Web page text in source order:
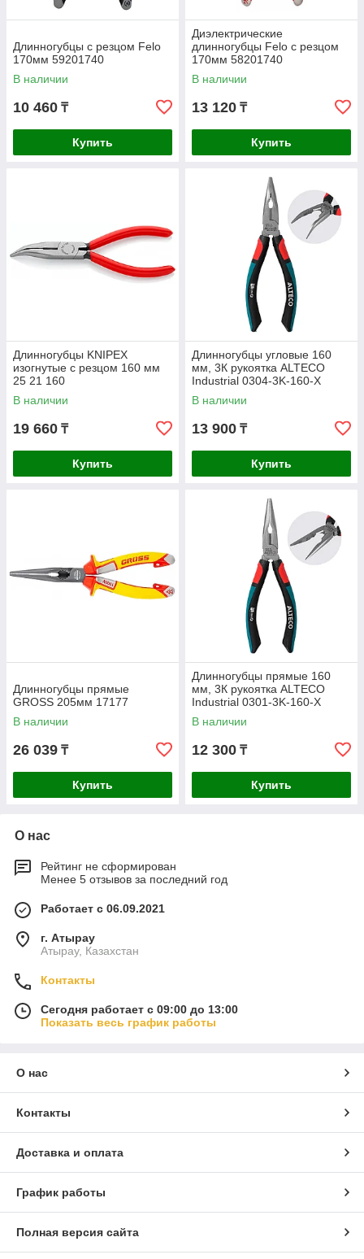
Длинногубцы с резцом Felo
170мм 59201740
В наличии
10 460 ₸
Купить
Диэлектрические
длинногубцы Felo с резцом
170мм 58201740
В наличии
13 120 ₸
Купить
Длинногубцы KNIPEX
изогнутые с резцом 160 мм
25 21 160
В наличии
19 660 ₸
Купить
Длинногубцы угловые 160
мм, 3К рукоятка ALTECO
Industrial 0304-3K-160-X
В наличии
13 900 ₸
Купить
Длинногубцы прямые
GROSS 205мм 17177
В наличии
26 039 ₸
Купить
Длинногубцы прямые 160
мм, 3К рукоятка ALTECO
Industrial 0301-3K-160-X
В наличии
12 300 ₸
Купить
О нас
Рейтинг не сформирован
Менее 5 отзывов за последний год
Работает с 06.09.2021
г. Атырау
Атырау, Казахстан
Контакты
Сегодня работает с 09:00 до 13:00
Показать весь график работы
О нас
Контакты
Доставка и оплата
График работы
Полная версия сайта